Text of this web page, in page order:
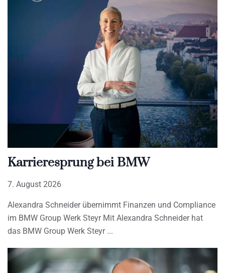
Karrieresprung bei BMW
7. August 2026
Alexandra Schneider übernimmt Finanzen und Compliance
im BMW Group Werk Steyr Mit Alexandra Schneider hat
das BMW Group Werk Steyr